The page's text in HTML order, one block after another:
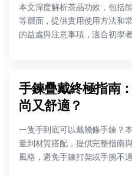
本文深度解析茶晶功效，包括
等層面，提供實用使用方法和
的益處與注意事項，適合初學
手鍊疊戴終極指南
尚又舒適？
一隻手到底可以戴幾條手鍊？
量到材質搭配，提供完整指南
風格，避免手鍊打架或手腕不適